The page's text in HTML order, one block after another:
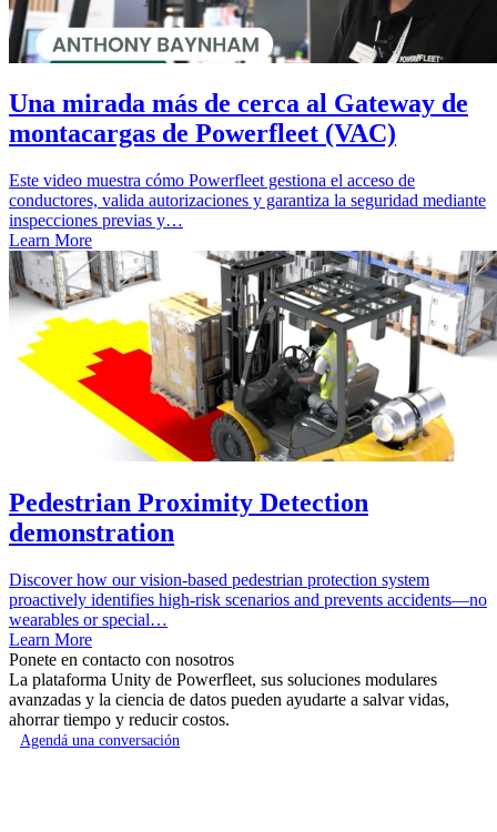
Una mirada más de cerca al Gateway de
montacargas de Powerfleet (VAC)
Este video muestra cómo Powerfleet gestiona el acceso de
conductores, valida autorizaciones y garantiza la seguridad mediante
inspecciones previas y…
Learn More
Pedestrian Proximity Detection
demonstration
Discover how our vision-based pedestrian protection system
proactively identifies high-risk scenarios and prevents accidents—no
wearables or special…
Learn More
Ponete en contacto con nosotros
La plataforma Unity de Powerfleet, sus soluciones modulares
avanzadas y la ciencia de datos pueden ayudarte a salvar vidas,
ahorrar tiempo y reducir costos.
Agendá una conversación